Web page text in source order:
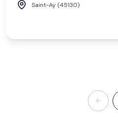
Saint-Ay (45130)